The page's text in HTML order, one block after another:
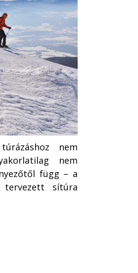
nem
nem
függ – a
tervezett sítúra